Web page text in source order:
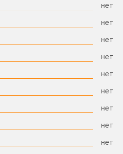
нет
нет
нет
нет
нет
нет
нет
нет
нет